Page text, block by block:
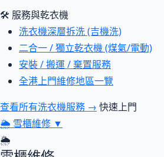
🛠 服務與乾衣機
洗衣機深層拆洗 (吉機洗)
二合一 / 獨立乾衣機 (煤氣/電動)
安裝 / 搬運 / 棄置服務
全港上門維修地區一覽
查看所有洗衣機服務 → 快速上門
🌦 雪櫃維修 ▼
🌦